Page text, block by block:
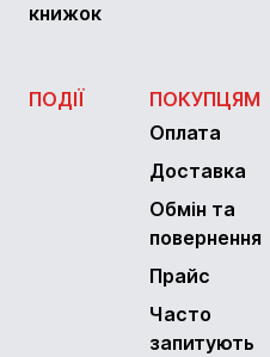
книжок
ПОДІЇ
ПОКУПЦЯМ
Оплата
Доставка
Обмін та
повернення
Прайс
Часто
запитують